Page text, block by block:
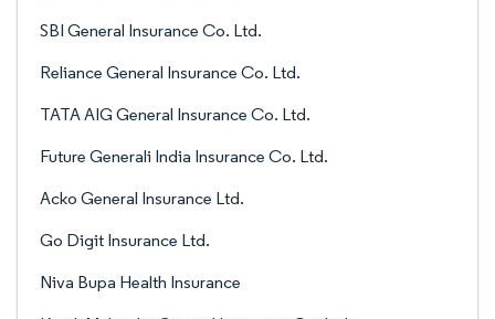
SBI General Insurance Co. Ltd.
Reliance General Insurance Co. Ltd.
TATA AIG General Insurance Co. Ltd.
Future Generali India Insurance Co. Ltd.
Acko General Insurance Ltd.
Go Digit Insurance Ltd.
Niva Bupa Health Insurance